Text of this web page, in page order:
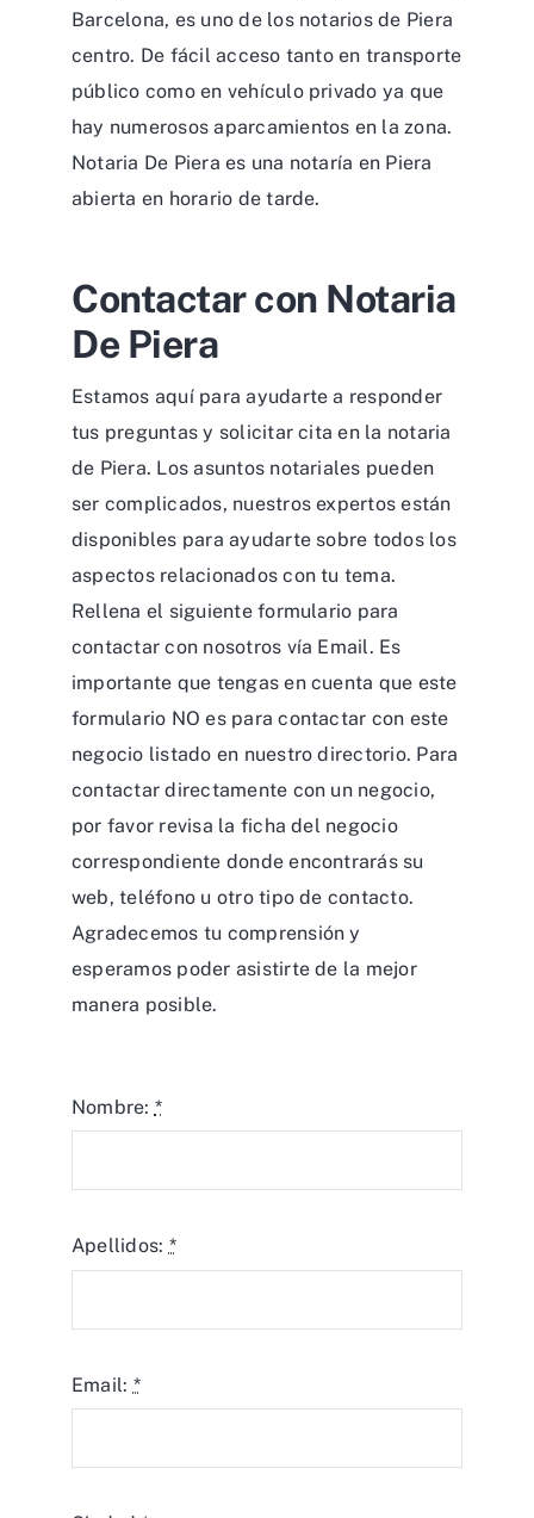
Barcelona, es uno de los notarios de Piera
centro. De fácil acceso tanto en transporte
público como en vehículo privado ya que
hay numerosos aparcamientos en la zona.
Notaria De Piera es una notaría en Piera
abierta en horario de tarde.
Contactar con Notaria
De Piera
Estamos aquí para ayudarte a responder
tus preguntas y solicitar cita en la notaria
de Piera. Los asuntos notariales pueden
ser complicados, nuestros expertos están
disponibles para ayudarte sobre todos los
aspectos relacionados con tu tema.
Rellena el siguiente formulario para
contactar con nosotros vía Email. Es
importante que tengas en cuenta que este
formulario NO es para contactar con este
negocio listado en nuestro directorio. Para
contactar directamente con un negocio,
por favor revisa la ficha del negocio
correspondiente donde encontrarás su
web, teléfono u otro tipo de contacto.
Agradecemos tu comprensión y
esperamos poder asistirte de la mejor
manera posible.
Nombre: *
Apellidos: *
Email: *